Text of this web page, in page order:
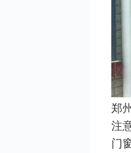
郑
注
门